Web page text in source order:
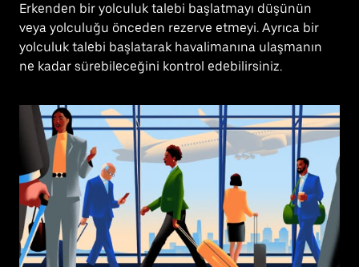
Erkenden bir yolculuk talebi başlatmayı düşünün
veya yolculuğu önceden rezerve etmeyi. Ayrıca bir
yolculuk talebi başlatarak havalimanına ulaşmanın
ne kadar sürebileceğini kontrol edebilirsiniz.